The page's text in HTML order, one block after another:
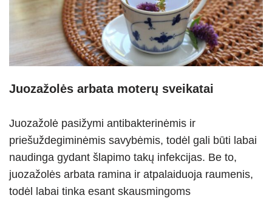
Juozažolės arbata moterų sveikatai
Juozažolė pasižymi antibakterinėmis ir
priešuždegiminėmis savybėmis, todėl gali būti labai
naudinga gydant šlapimo takų infekcijas. Be to,
juozažolės arbata ramina ir atpalaiduoja raumenis,
todėl labai tinka esant skausmingoms